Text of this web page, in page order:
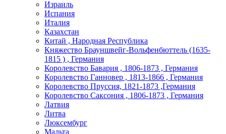
Израиль
Испания
Италия
Казахстан
Китай , Народная Республика
Княжество Брауншвейг-Вольфенбюттель (1635-
1815 ) , Германия
Королевство Бавария , 1806-1873 , Германия
Королевство Ганновер , 1813-1866 , Германия
Королевство Пруссия, 1821-1873 ,Германия
Королевство Саксония , 1806-1873 , Германия
Латвия
Литва
Люксембург
Мальта